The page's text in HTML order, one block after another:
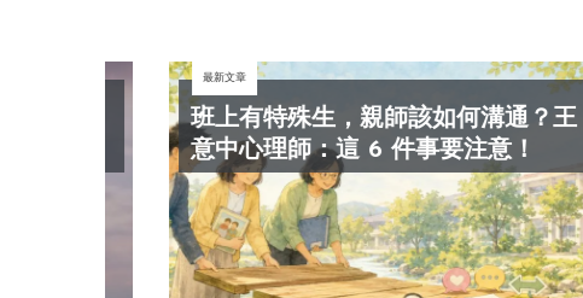
班上有特殊生，親師該如何溝通？王
意中心理師：這 6 件事要注意！
最新文章